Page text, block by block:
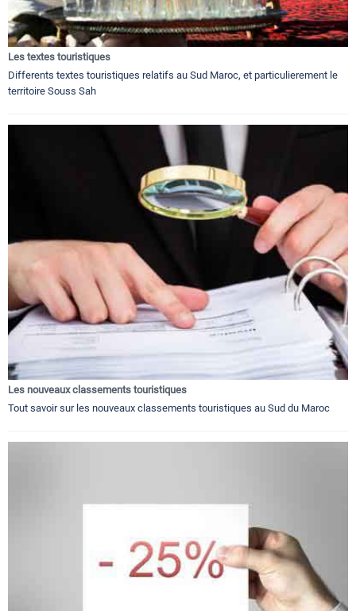
Les textes touristiques
Differents textes touristiques relatifs au Sud Maroc, et particulierement le
territoire Souss Sah
Les nouveaux classements touristiques
Tout savoir sur les nouveaux classements touristiques au Sud du Maroc